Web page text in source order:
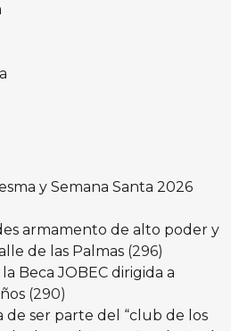
y Semana Santa 2026
armamento de alto poder y
de las Palmas (296)
Beca JOBEC dirigida a
(290)
de ser parte del “club de los